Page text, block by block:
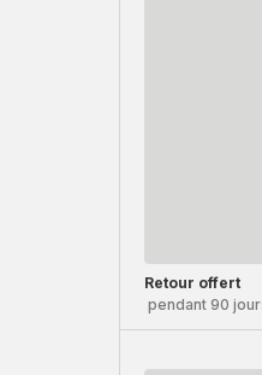
Retour offert
pendant 90